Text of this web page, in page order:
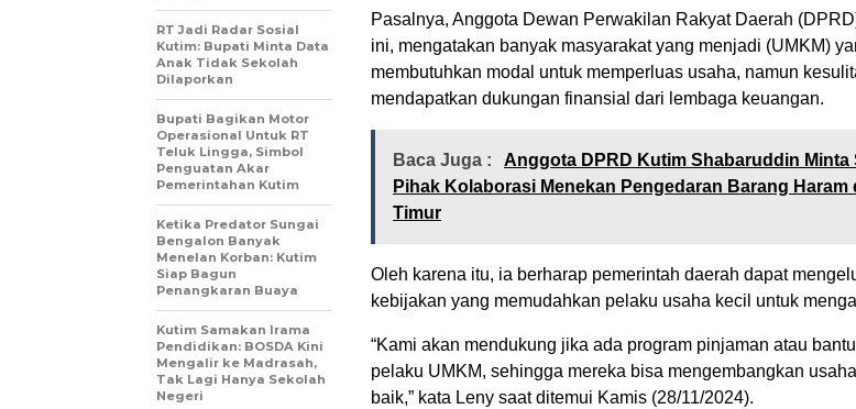
Pasalnya, Anggota Dewan Perwakilan Rakyat Daerah
ini, mengatakan banyak masyarakat yang menjadi (UMKM)
membutuhkan modal untuk memperluas usaha, namun
mendapatkan dukungan finansial dari lembaga keuangan.
Baca Juga :
Anggota DPRD Kutim Shabaruddin Minta
Pihak Kolaborasi Menekan Pengedaran Barang Haram
Timur
Oleh karena itu, ia berharap pemerintah daerah dapat
kebijakan yang memudahkan pelaku usaha kecil untuk
“Kami akan mendukung jika ada program pinjaman atau
pelaku UMKM, sehingga mereka bisa mengembangkan
baik,” kata Leny saat ditemui Kamis (28/11/2024).
RT Jadi Radar Sosial
Kutim: Bupati Minta Data
Anak Tidak Sekolah
Dilaporkan
Bupati Bagikan Motor
Operasional Untuk RT
Teluk Lingga, Simbol
Penguatan Akar
Pemerintahan Kutim
Ketika Predator Sungai
Bengalon Banyak
Menelan Korban: Kutim
Siap Bagun
Penangkaran Buaya
Kutim Samakan Irama
Pendidikan: BOSDA Kini
Mengalir ke Madrasah,
Tak Lagi Hanya Sekolah
Negeri